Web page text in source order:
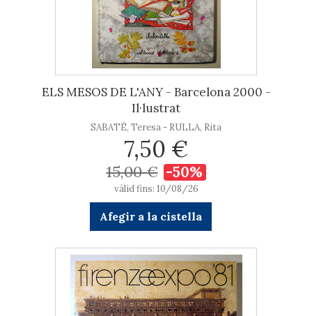
ELS MESOS DE L'ANY - Barcelona 2000 -
Il·lustrat
SABATÉ, Teresa - RULLA, Rita
7,50 €
15,00 € -50%
vàlid fins: 10/08/26
Afegir a la cistella